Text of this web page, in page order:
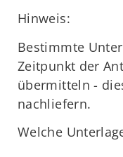
Hinweis:
Bestimmte
Zeitpunkt der
übermitteln -
nachliefern.
Welche